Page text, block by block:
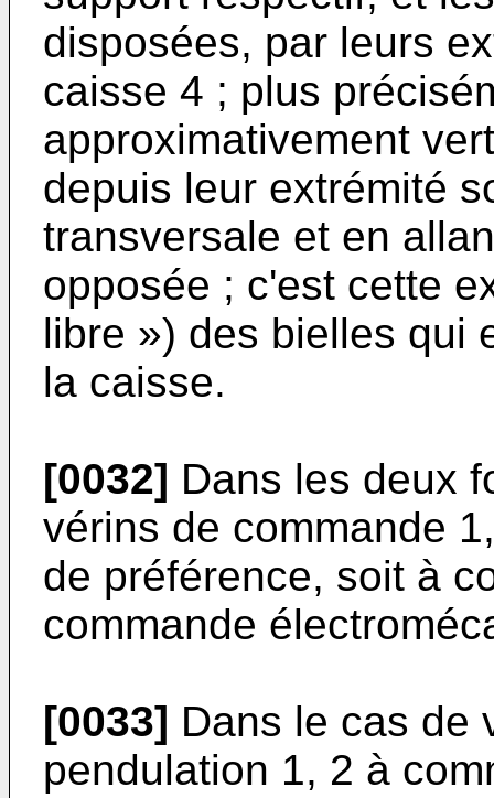
disposées, par leurs
caisse 4 ; plus
approximativement
depuis leur extrémité
transversale et en
opposée ; c'est cette
libre ») des bielles qui
la caisse.
[0032] Dans les deux
vérins de commande
de préférence, soit à
commande
[0033] Dans le cas de
pendulation 1, 2 à